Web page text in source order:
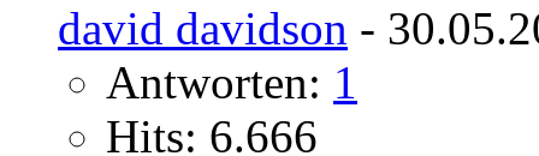
david davidson -
Antworten: 1
Hits: 6.666